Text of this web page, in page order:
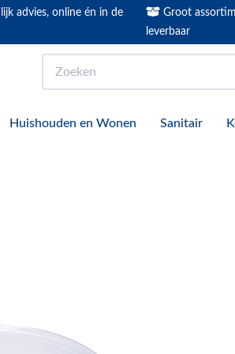
advies, online én in de
Groot
leverbaar
Huishouden en Wonen Sanitair